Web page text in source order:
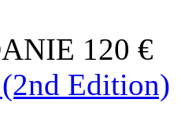
120 €
Edition)